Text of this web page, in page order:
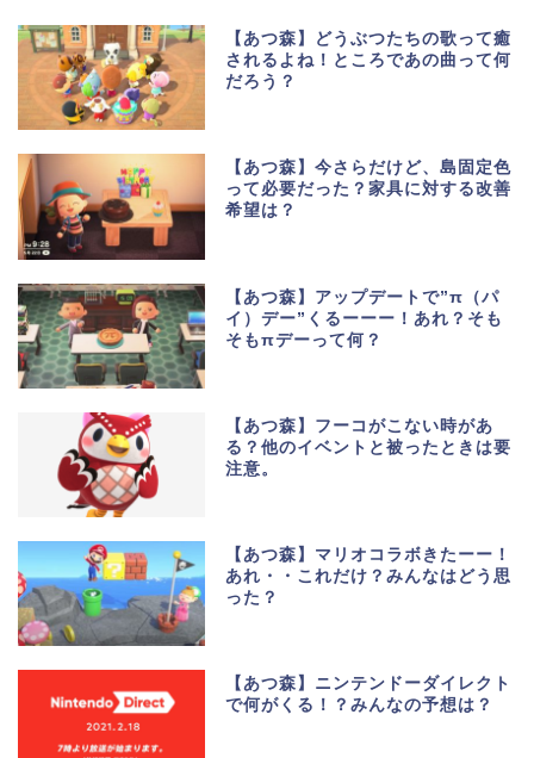
【あつ森】どうぶつたちの歌って癒
されるよね！ところであの曲って何
だろう？
【あつ森】今さらだけど、島固定色
って必要だった？家具に対する改善
希望は？
【あつ森】アップデートで”π（パ
イ）デー”くるーーー！あれ？そも
そもπデーって何？
【あつ森】フーコがこない時があ
る？他のイベントと被ったときは要
注意。
【あつ森】マリオコラボきたーー！
あれ・・これだけ？みんなはどう思
った？
【あつ森】ニンテンドーダイレクト
で何がくる！？みんなの予想は？